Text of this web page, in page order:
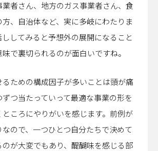
業者さん、地方のガス事業者さん、食
、自治体など、実に多岐にわたりま
してみると予想外の展開になること
で裏切られるのが面白いですね。
ための構成因子が多いことは頭が痛
つ当たっていって最適な事業の形を
ころにやりがいを感じます。前例が
ので、一つひとつ自分たちで決めて
のが大変でもあり、醍醐味を感じる部